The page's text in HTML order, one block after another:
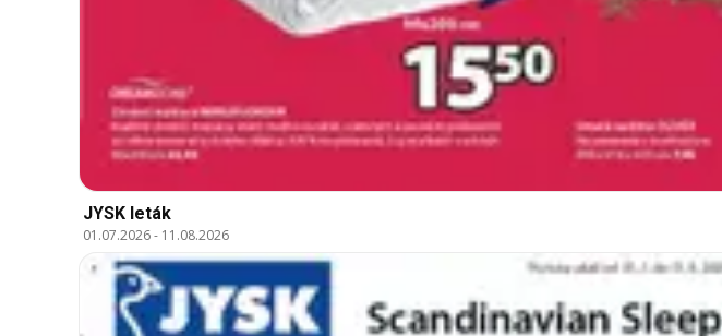
JYSK leták
01.07.2026- 11.08.2026